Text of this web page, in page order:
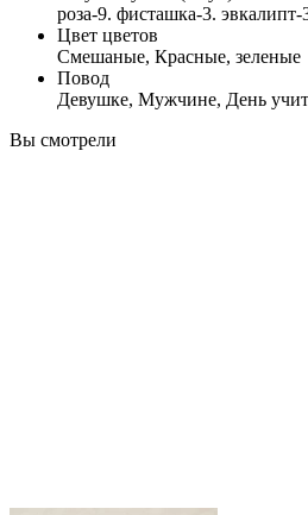
роза-9. фисташка-3. эвкалипт-
Цвет цветов
Смешаные, Красные, зеленые
Повод
Девушке, Мужчине, День
Вы смотрели